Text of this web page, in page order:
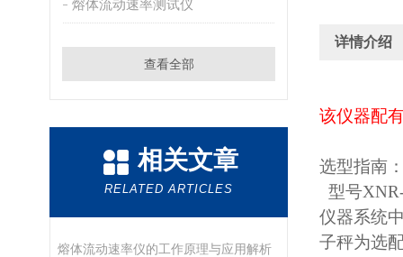
熔体流动速率测试仪
查看全部
相关文章
RELATED ARTICLES
熔体流动速率仪的工作原理与应用解析
详情介绍
该仪器配
选型指南
型号
仪器系统
子秤为选